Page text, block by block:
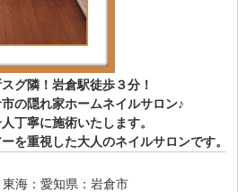
グ隣！岩倉駅徒歩３分！
の隠れ家ホームネイルサロン♪
丁寧に施術いたします。
を重視した大人のネイルサロンです。
東海：愛知県：岩倉市